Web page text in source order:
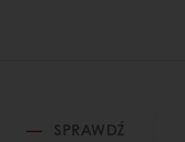
SPRAWDŹ